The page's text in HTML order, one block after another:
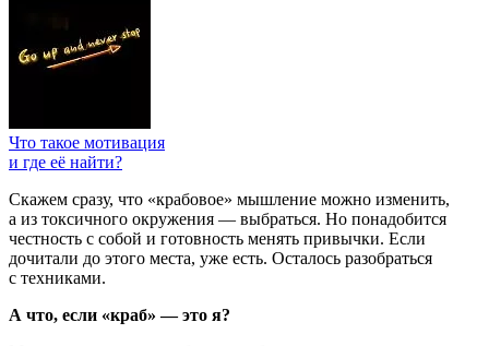
Что такое мотивация
и где её найти?
Скажем сразу, что «крабовое» мышление можно изменить,
а из токсичного окружения — выбраться. Но понадобится
честность с собой и готовность менять привычки. Если
дочитали до этого места, уже есть. Осталось разобраться
с техниками.
А что, если «краб» — это я?